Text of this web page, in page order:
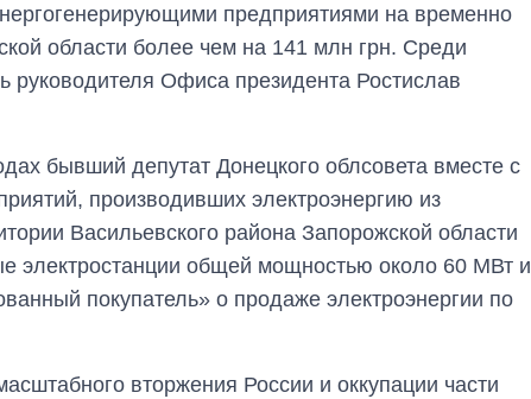
предприятиями на временно
области более чем на 141 млн грн. Среди
руководителя Офиса президента Ростислав
бывший депутат Донецкого облсовета вместе с
производивших электроэнергию из
Васильевского района Запорожской области
электростанции общей мощностью около 60 МВт и
покупатель» о продаже электроэнергии по
вторжения России и оккупации части